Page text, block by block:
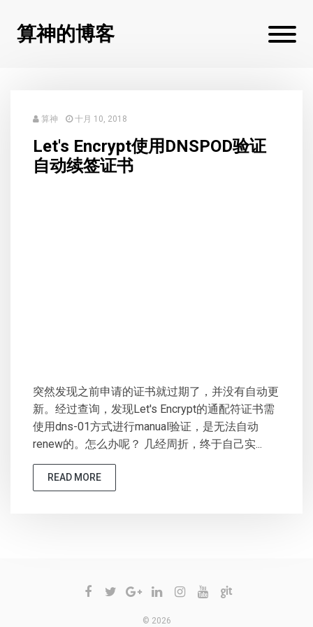
算神的博客
算神 十月 10, 2018
Let's Encrypt使用DNSPOD验证
自动续签证书
突然发现之前申请的证书就过期了，并没有自动更
新。经过查询，发现Let's Encrypt的通配符证书需
使用dns-01方式进行manual验证，是无法自动
renew的。怎么办呢？ 几经周折，终于自己实...
READ MORE
© 2026